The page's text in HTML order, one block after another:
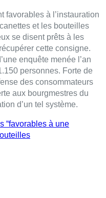
favorables à l’instauration
et les bouteilles
se disent prêts à les
cette consigne.
enquête menée l’an
personnes. Forte de
des consommateurs
aux bourgmestres du
d’un tel système.
“favorables à une